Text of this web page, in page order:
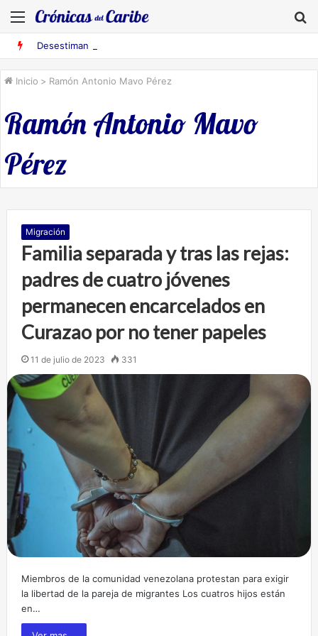
Menú
Inicio > Ramón Antonio Mavo Pérez
Ramón Antonio Mavo
Pérez
Migración
Familia separada y tras las rejas:
padres de cuatro jóvenes
permanecen encarcelados en
Curazao por no tener papeles
11 de julio de 2023 331
Miembros de la comunidad venezolana protestan para exigir
la libertad de la pareja de migrantes Los cuatros hijos están
en…